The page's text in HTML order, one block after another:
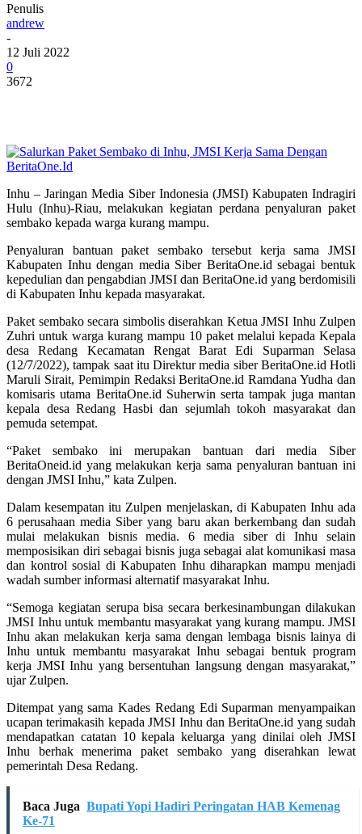
Penulis
andrew
-
12 Juli 2022
0
3672
Inhu – Jaringan Media Siber Indonesia (JMSI) Kabupaten Indragiri
Hulu (Inhu)-Riau, melakukan kegiatan perdana penyaluran paket
sembako kepada warga kurang mampu.
Penyaluran bantuan paket sembako tersebut kerja sama JMSI
Kabupaten Inhu dengan media Siber BeritaOne.id sebagai bentuk
kepedulian dan pengabdian JMSI dan BeritaOne.id yang berdomisili
di Kabupaten Inhu kepada masyarakat.
Paket sembako secara simbolis diserahkan Ketua JMSI Inhu Zulpen
Zuhri untuk warga kurang mampu 10 paket melalui kepada Kepala
desa Redang Kecamatan Rengat Barat Edi Suparman Selasa
(12/7/2022), tampak saat itu Direktur media siber BeritaOne.id Hotli
Maruli Sirait, Pemimpin Redaksi BeritaOne.id Ramdana Yudha dan
komisaris utama BeritaOne.id Suherwin serta tampak juga mantan
kepala desa Redang Hasbi dan sejumlah tokoh masyarakat dan
pemuda setempat.
“Paket sembako ini merupakan bantuan dari media Siber
BeritaOneid.id yang melakukan kerja sama penyaluran bantuan ini
dengan JMSI Inhu,” kata Zulpen.
Dalam kesempatan itu Zulpen menjelaskan, di Kabupaten Inhu ada
6 perusahaan media Siber yang baru akan berkembang dan sudah
mulai melakukan bisnis media. 6 media siber di Inhu selain
memposisikan diri sebagai bisnis juga sebagai alat komunikasi masa
dan kontrol sosial di Kabupaten Inhu diharapkan mampu menjadi
wadah sumber informasi alternatif masyarakat Inhu.
“Semoga kegiatan serupa bisa secara berkesinambungan dilakukan
JMSI Inhu untuk membantu masyarakat yang kurang mampu. JMSI
Inhu akan melakukan kerja sama dengan lembaga bisnis lainya di
Inhu untuk membantu masyarakat Inhu sebagai bentuk program
kerja JMSI Inhu yang bersentuhan langsung dengan masyarakat,”
ujar Zulpen.
Ditempat yang sama Kades Redang Edi Suparman menyampaikan
ucapan terimakasih kepada JMSI Inhu dan BeritaOne.id yang sudah
mendapatkan catatan 10 kepala keluarga yang dinilai oleh JMSI
Inhu berhak menerima paket sembako yang diserahkan lewat
pemerintah Desa Redang.
Baca Juga Bupati Yopi Hadiri Peringatan HAB Kemenag
Ke-71